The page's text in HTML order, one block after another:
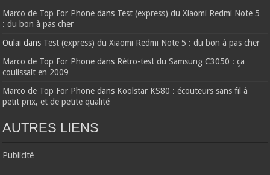
Marco de Top For Phone dans Test (express) du Xiaomi Redmi Note 5
: du bon à pas cher
Oulaïdans Test (express) du Xiaomi Redmi Note 5 : du bon à pas cher
Marco de Top For Phone dans Rétro-test du Samsung C3050 : ça
coulissait en 2009
Marco de Top For Phone dans Koolstar KS80 : écouteurs sans fil à
petit prix, et de petite qualité
AUTRES LIENS
Publicité